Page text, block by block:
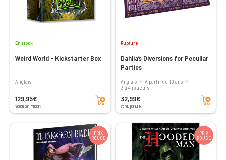
En stock
Weird World - Kickstarter Box
Anglais
129,95€
Vendu par Philibert
Ajouter au panier
Rupture
Dahlia’s Diversions for Peculiar
Parties
Anglais
à partir de 10 ans
3 à 4 joueurs
32,99€
Vendu par EPN
Ajouter au panier
PRIX
ROUGE
PRIX
ROUGE